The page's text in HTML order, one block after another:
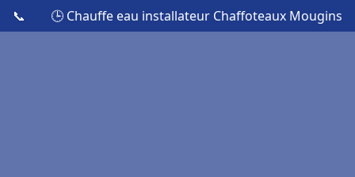
📞 🕒 Chauffe eau installateur Chaffoteaux Mougins